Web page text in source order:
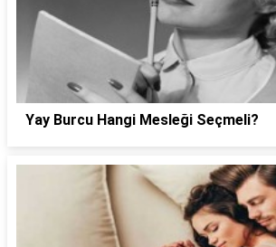
Yay Burcu Hangi Mesleği Seçmeli?